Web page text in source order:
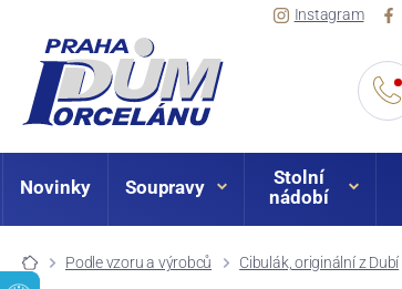
Instagram
Novinky Soupravy
Stolní
nádobí
Podle vzoru a výrobců Cibulák, originální z Dubí